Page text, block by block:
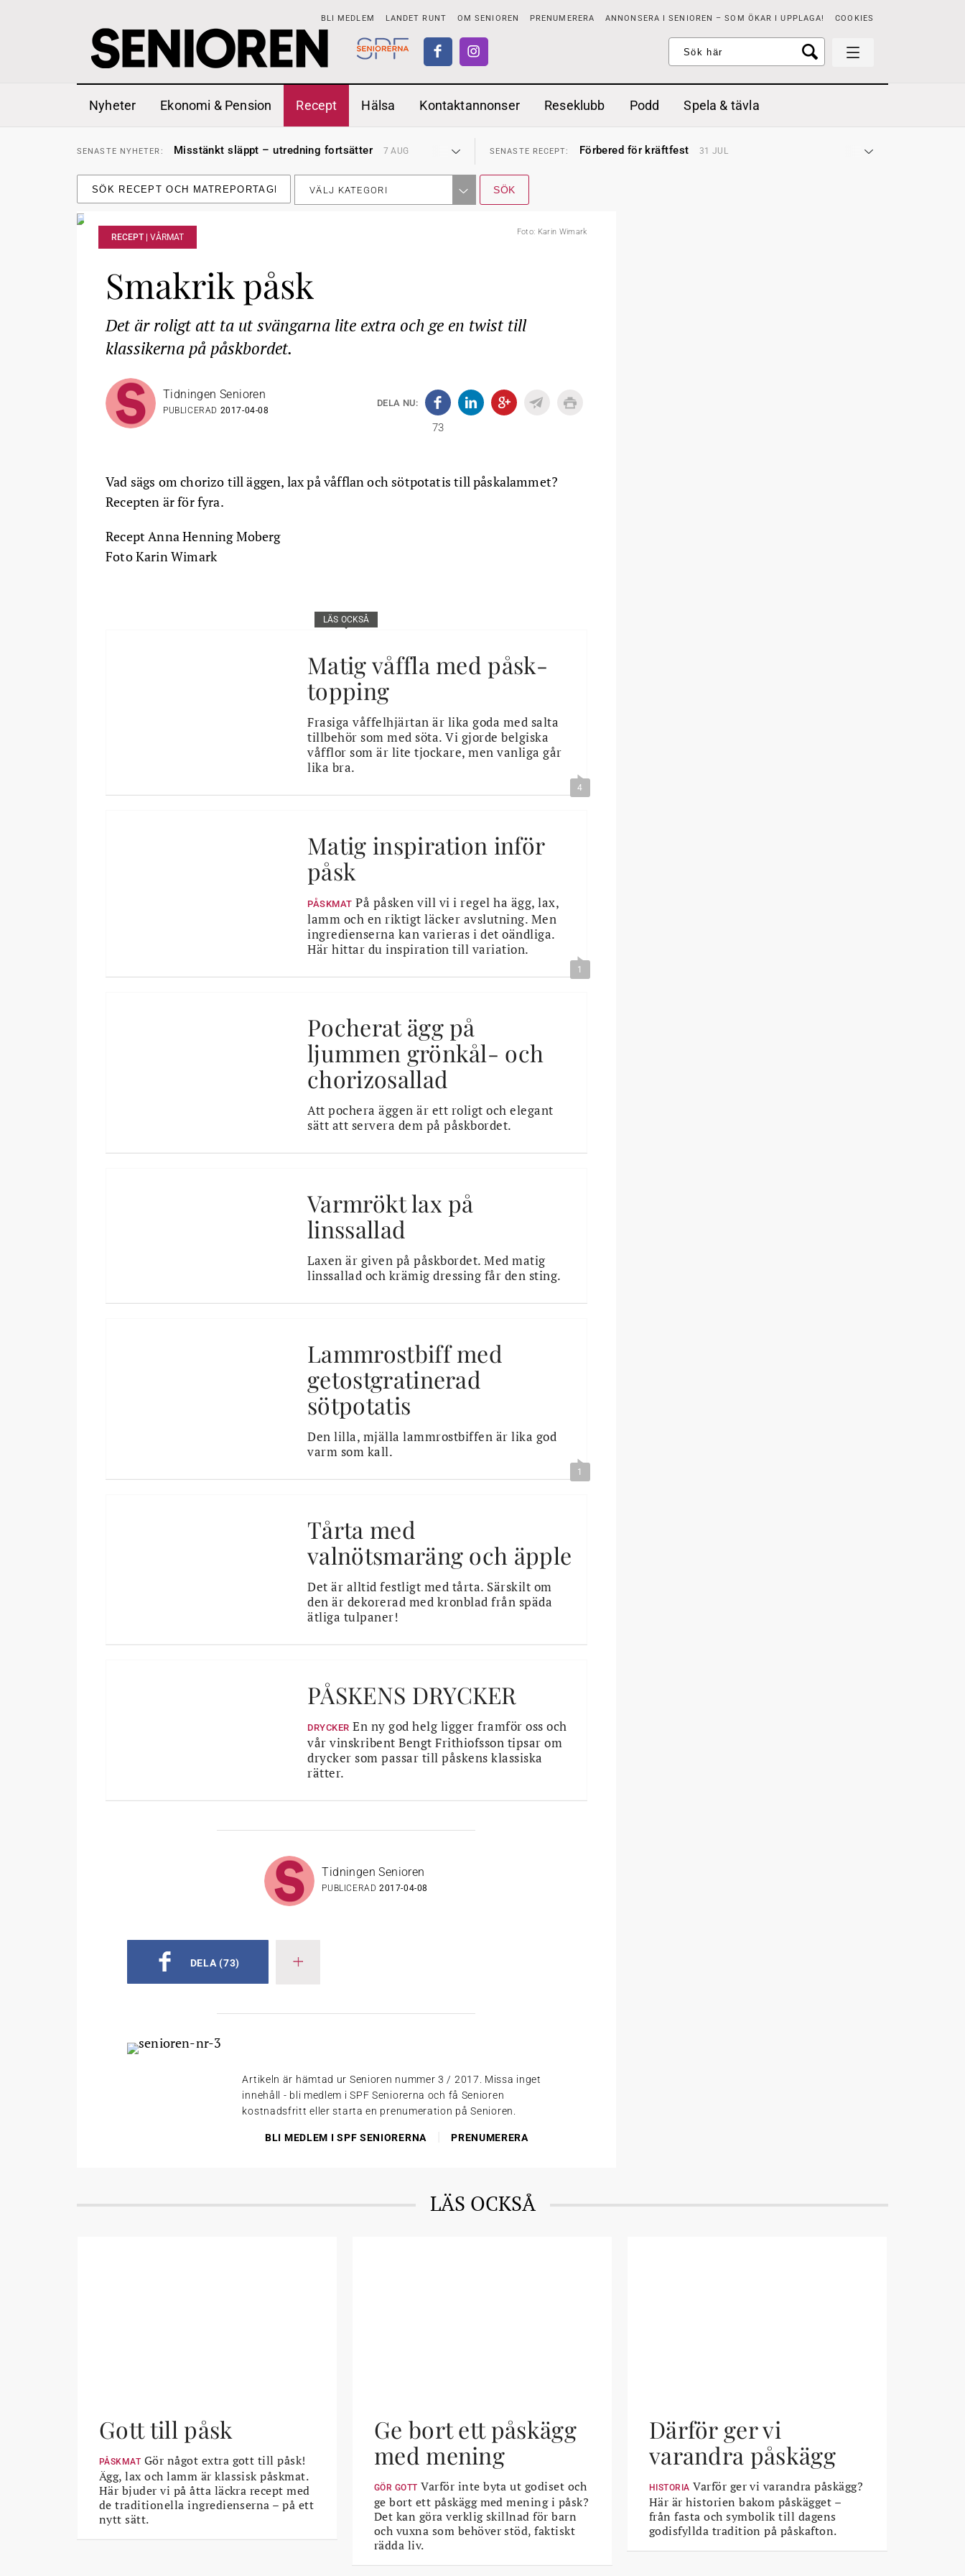
BLI MEDLEM LANDET RUNT OM SENIOREN PRENUMERERA ANNONSERA I SENIOREN – SOM ÖKAR I UPPLAGA! COOKIES
Nyheter Ekonomi & Pension Recept Hälsa Kontaktannonser Reseklubb Podd Spela & tävla
SENASTE NYHETER: Misstänkt släppt – utredning fortsätter 7 AUG
SENASTENYHETER: Kravet: Nu måste 65-årsgränsen bort 30 JUL
SENASTE NYHETER: Dom öppnar för rätt till garantipension 30 JUL
Snart kan telefonförsäljning förbjudas i Sverige
Hyror rusar ifrån äldres bostadstillägg
SENASTE
SENASTENYHETER: Misstänkt släppt – utredning fortsätter
SENASTE RECEPT: Förbered för kräftfest 31 JUL
SENASTE RECEPT:
SENASTE RECEPT:
SENASTE RECEPT: Förbered för kräftfest
VÄLJ KATEGORI
Foto: Karin Wimark
RECEPT | VÅRMAT
Smakrik påsk
Det är roligt att ta ut svängarna lite extra och ge en twist till
klassikerna på påskbordet.
Tidningen Senioren
PUBLICERAD 2017-04-08
DELA NU:
73
Vad sägs om chorizo till äggen, lax på våfflan och sötpotatis till påskalammet?
Recepten är för fyra.
Recept Anna Henning Moberg
Foto Karin Wimark
LÄS OCKSÅ
Matig våffla med påsk-
topping
Frasiga våffelhjärtan är lika goda med salta
tillbehör som med söta. Vi gjorde belgiska
våfflor som är lite tjockare, men vanliga går
lika bra.
4
Matig inspiration inför
påsk
PÅSKMAT På påsken vill vi i regel ha ägg, lax,
lamm och en riktigt läcker avslutning. Men
ingredienserna kan varieras i det oändliga.
Här hittar du inspiration till variation.
1
Pocherat ägg på
ljummen grönkål- och
chorizosallad
Att pochera äggen är ett roligt och elegant
sätt att servera dem på påskbordet.
Varmrökt lax på
linssallad
Laxen är given på påskbordet. Med matig
linssallad och krämig dressing får den sting.
Lammrostbiff med
getostgratinerad
sötpotatis
Den lilla, mjälla lammrostbiffen är lika god
varm som kall.
1
Tårta med
valnötsmaräng och äpple
Det är alltid festligt med tårta. Särskilt om
den är dekorerad med kronblad från späda
ätliga tulpaner!
PÅSKENS DRYCKER
DRYCKER En ny god helg ligger framför oss och
vår vinskribent Bengt Frithiofsson tipsar om
drycker som passar till påskens klassiska
rätter.
Tidningen Senioren
PUBLICERAD2017-04-08
DELA (73)
Artikeln är hämtad ur Senioren nummer 3 / 2017. Missa inget
innehåll - bli medlem i SPF Seniorerna och få Senioren
kostnadsfritt eller starta en prenumeration på Senioren.
BLI MEDLEM I SPF SENIORERNA PRENUMERERA
LÄS OCKSÅ
Gott till påsk
PÅSKMAT Gör något extra gott till påsk!
Ägg, lax och lamm är klassisk påskmat.
Här bjuder vi på åtta läckra recept med
de traditionella ingredienserna – på ett
nytt sätt.
Ge bort ett påskägg
med mening
GÖR GOTT Varför inte byta ut godiset och
ge bort ett påskägg med mening i påsk?
Det kan göra verklig skillnad för barn
och vuxna som behöver stöd, faktiskt
rädda liv.
Därför ger vi
varandra påskägg
HISTORIA Varför ger vi varandra påskägg?
Här är historien bakom påskägget –
från fasta och symbolik till dagens
godisfyllda tradition på påskafton.